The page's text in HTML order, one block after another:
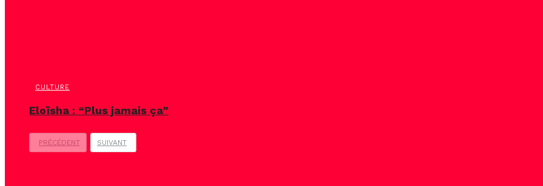
CULTURE
Eloïsha : “Plus jamais ça”
PRÉCÉDENT SUIVANT